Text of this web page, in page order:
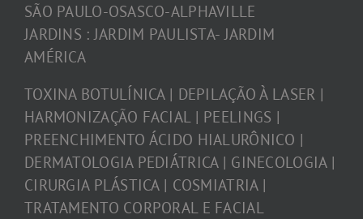
SÃO PAULO-OSASCO-ALPHAVILLE
JARDINS : JARDIM PAULISTA- JARDIM
AMÉRICA
TOXINA BOTULÍNICA | DEPILAÇÃO À LASER |
HARMONIZAÇÃO FACIAL | PEELINGS |
PREENCHIMENTO ÁCIDO HIALURÔNICO |
DERMATOLOGIA PEDIÁTRICA | GINECOLOGIA |
CIRURGIA PLÁSTICA | COSMIATRIA |
TRATAMENTO CORPORAL E FACIAL